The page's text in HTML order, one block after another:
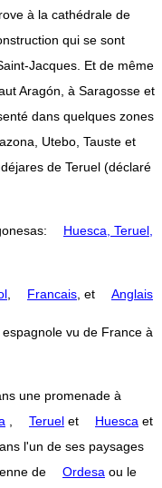
à la cathédrale de
qui se sont
Jacques. Et de même
Aragón, à Saragosse et
dans quelques zones
Utebo, Tauste et
de Teruel (déclaré
Huesca, Teruel,
, Francais, et Anglais
vu de France à
une promenade à
, Teruel et Huesca et
l'un de ses paysages
de
Ordesa ou le